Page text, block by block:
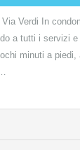
Verdi In
a tutti i servizi
minuti a